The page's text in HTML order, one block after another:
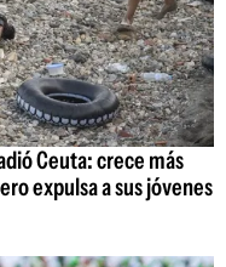
Ceuta: crece más
expulsa a sus jóvenes